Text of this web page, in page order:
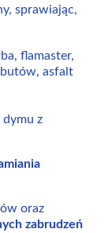
sprawiając,
flamaster,
asfalt
dymu z
oraz
zabrudzeń